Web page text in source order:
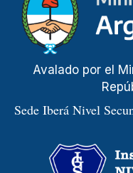
Avalado por el
Sede Iberá Nivel